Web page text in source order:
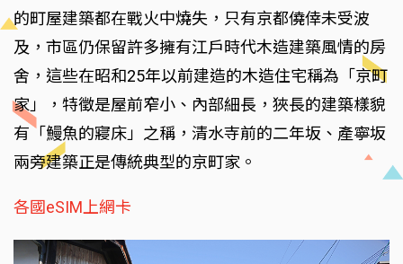
的町屋建築都在戰火中燒失，只有京都僥倖未受波
及，市區仍保留許多擁有江戶時代木造建築風情的房
舍，這些在昭和25年以前建造的木造住宅稱為「京町
家」，特徵是屋前窄小、內部細長，狹長的建築樣貌
有「鰻魚的寢床」之稱，清水寺前的二年坂、產寧坂
兩旁建築正是傳統典型的京町家。
各國eSIM上網卡